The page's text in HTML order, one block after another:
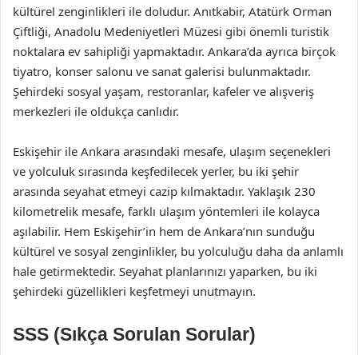
kültürel zenginlikleri ile doludur. Anıtkabir, Atatürk Orman
Çiftliği, Anadolu Medeniyetleri Müzesi gibi önemli turistik
noktalara ev sahipliği yapmaktadır. Ankara’da ayrıca birçok
tiyatro, konser salonu ve sanat galerisi bulunmaktadır.
Şehirdeki sosyal yaşam, restoranlar, kafeler ve alışveriş
merkezleri ile oldukça canlıdır.
Eskişehir ile Ankara arasındaki mesafe, ulaşım seçenekleri
ve yolculuk sırasında keşfedilecek yerler, bu iki şehir
arasında seyahat etmeyi cazip kılmaktadır. Yaklaşık 230
kilometrelik mesafe, farklı ulaşım yöntemleri ile kolayca
aşılabilir. Hem Eskişehir’in hem de Ankara’nın sunduğu
kültürel ve sosyal zenginlikler, bu yolculuğu daha da anlamlı
hale getirmektedir. Seyahat planlarınızı yaparken, bu iki
şehirdeki güzellikleri keşfetmeyi unutmayın.
SSS (Sıkça Sorulan Sorular)